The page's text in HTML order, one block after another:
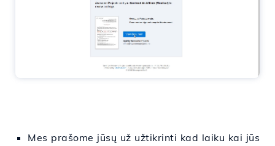
Mes prašome jūsų už užtikrinti kad laiku kai jūs